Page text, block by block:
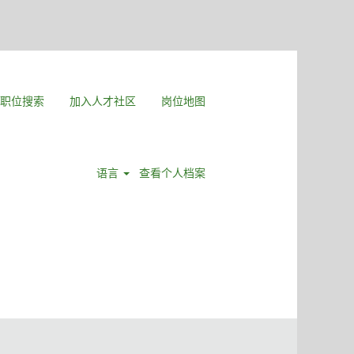
职位搜索 加入人才社区 岗位地图
语言 查看个人档案